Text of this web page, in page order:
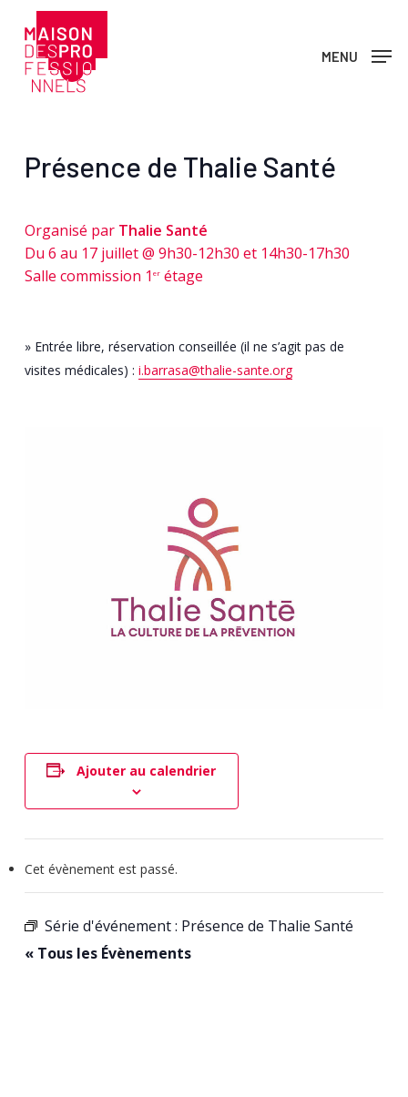
main
content
MENU
Présence de Thalie Santé
Organisé par Thalie Santé
Du 6 au 17 juillet @ 9h30-12h30 et 14h30-17h30
Salle commission 1 erétage
» Entrée libre, réservation conseillée (il ne s’agit pas de
visites médicales) : i.barrasa@thalie-sante.org
Ajouter au calendrier
Cet évènement est passé.
Série d'événement : Présence de Thalie Santé
« Tous les Évènements